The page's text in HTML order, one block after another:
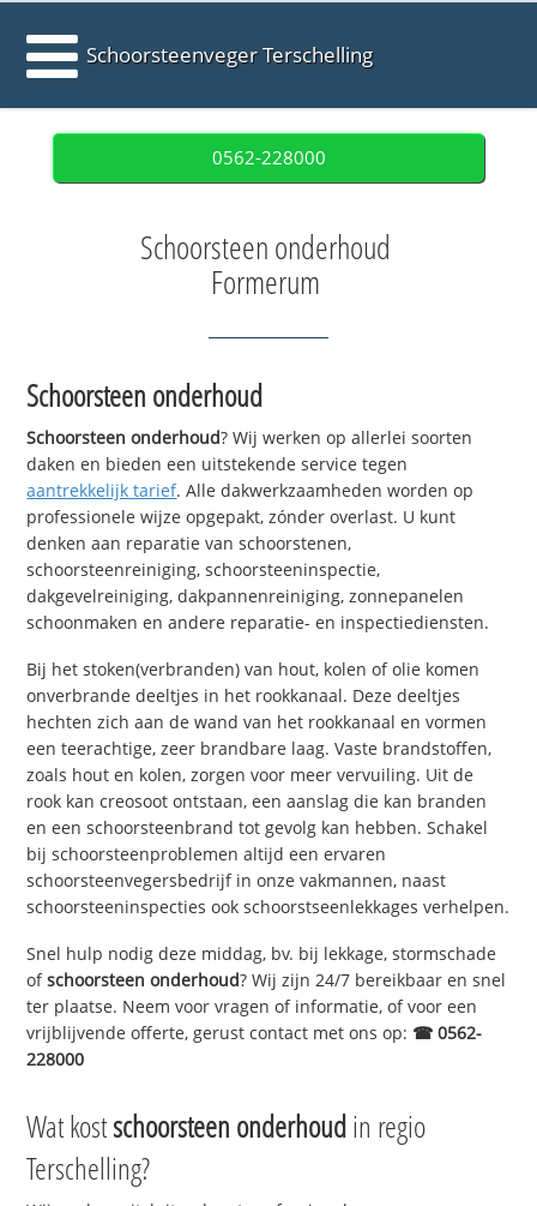
Schoorsteenveger Terschelling
0562-228000
Schoorsteen onderhoud
Formerum
Schoorsteen onderhoud
Schoorsteen onderhoud? Wij werken op allerlei soorten
daken en bieden een uitstekende service tegen
aantrekkelijk tarief. Alle dakwerkzaamheden worden op
professionele wijze opgepakt, zónder overlast. U kunt
denken aan reparatie van schoorstenen,
schoorsteenreiniging, schoorsteeninspectie,
dakgevelreiniging, dakpannenreiniging, zonnepanelen
schoonmaken en andere reparatie- en inspectiediensten.
Bij het stoken(verbranden) van hout, kolen of olie komen
onverbrande deeltjes in het rookkanaal. Deze deeltjes
hechten zich aan de wand van het rookkanaal en vormen
een teerachtige, zeer brandbare laag. Vaste brandstoffen,
zoals hout en kolen, zorgen voor meer vervuiling. Uit de
rook kan creosoot ontstaan, een aanslag die kan branden
en een schoorsteenbrand tot gevolg kan hebben. Schakel
bij schoorsteenproblemen altijd een ervaren
schoorsteenvegersbedrijf in onze vakmannen, naast
schoorsteeninspecties ook schoorstseenlekkages verhelpen.
Snel hulp nodig deze middag, bv. bij lekkage, stormschade
ofschoorsteen onderhoud? Wij zijn 24/7 bereikbaar en snel
ter plaatse. Neem voor vragen of informatie, of voor een
vrijblijvende offerte, gerust contact met ons op: ☎ 0562-
228000
Wat kostschoorsteen onderhoudin regio
Terschelling?